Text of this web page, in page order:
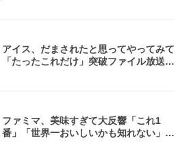
アイス、だまされたと思ってやってみて
「たったこれだけ」突破ファイル放送で
ファミマ、美味すぎて大反響「これ1
番」「世界一おいしいかも知れない」